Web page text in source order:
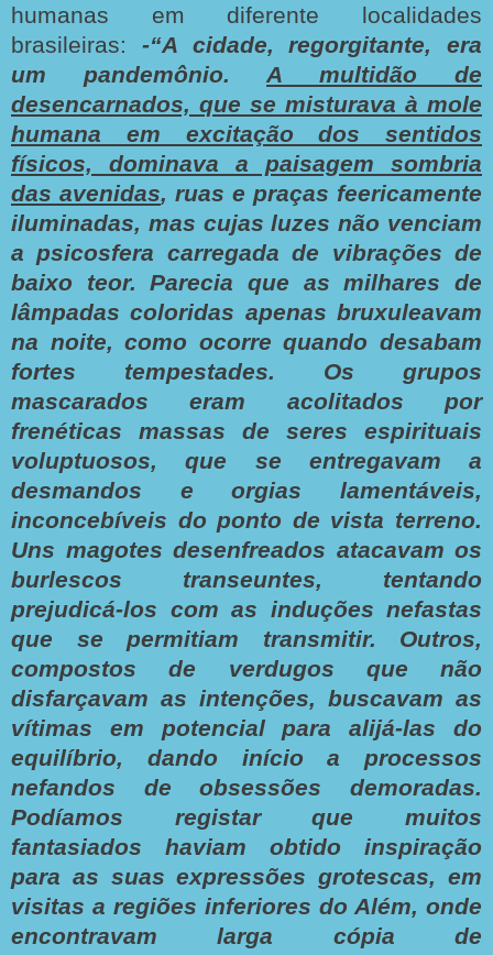
humanas em diferente localidades
brasileiras: -“A cidade, regorgitante, era
um pandemônio. A multidão de
desencarnados, que se misturava à mole
humana em excitação dos sentidos
físicos, dominava a paisagem sombria
das avenidas, ruas e praças feericamente
iluminadas, mas cujas luzes não venciam
a psicosfera carregada de vibrações de
baixo teor. Parecia que as milhares de
lâmpadas coloridas apenas bruxuleavam
na noite, como ocorre quando desabam
fortes tempestades. Os grupos
mascarados eram acolitados por
frenéticas massas de seres espirituais
voluptuosos, que se entregavam a
desmandos e orgias lamentáveis,
inconcebíveis do ponto de vista terreno.
Uns magotes desenfreados atacavam os
burlescos transeuntes, tentando
prejudicá-los com as induções nefastas
que se permitiam transmitir. Outros,
compostos de verdugos que não
disfarçavam as intenções, buscavam as
vítimas em potencial para alijá-las do
equilíbrio, dando início a processos
nefandos de obsessões demoradas.
Podíamos registar que muitos
fantasiados haviam obtido inspiração
para as suas expressões grotescas, em
visitas a regiões inferiores do Além, onde
encontravam larga cópia de